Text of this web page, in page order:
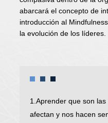
abarcará el concepto de
introducción al
la evolución de los líderes.
1.Aprender que son
afectan y nos hacen